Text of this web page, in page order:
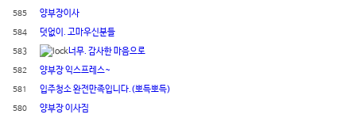
585
양부장이사
584
덧없이. 고마우신분들
583
너무. 감사한 마음으로
582
양부장 익스프레스~
581
입주청소 완전만족입니다.(뽀득뽀득)
580
양부장 이사짐